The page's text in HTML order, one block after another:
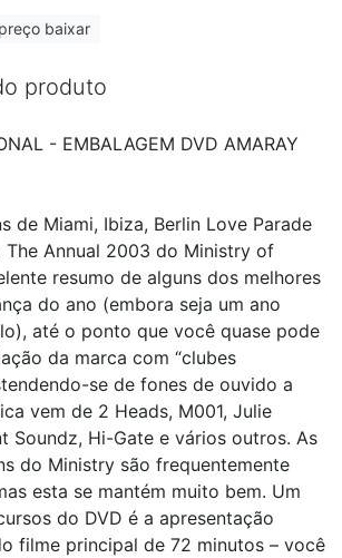
baixar
produto
- EMBALAGEM DVD AMARAY
de Miami, Ibiza, Berlin Love Parade
The Annual 2003 do Ministry of
resumo de alguns dos melhores
do ano (embora seja um ano
até o ponto que você quase pode
da marca com “clubes
se de fones de ouvido a
vem de 2 Heads, M001, Julie
Soundz, Hi-Gate e vários outros. As
do Ministry são frequentemente
esta se mantém muito bem. Um
do DVD é a apresentação
filme principal de 72 minutos – você